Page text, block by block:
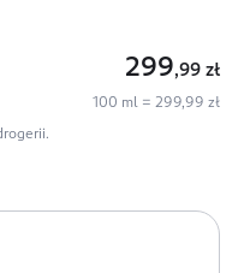
299,99 zł
100 ml = 299,99 zł